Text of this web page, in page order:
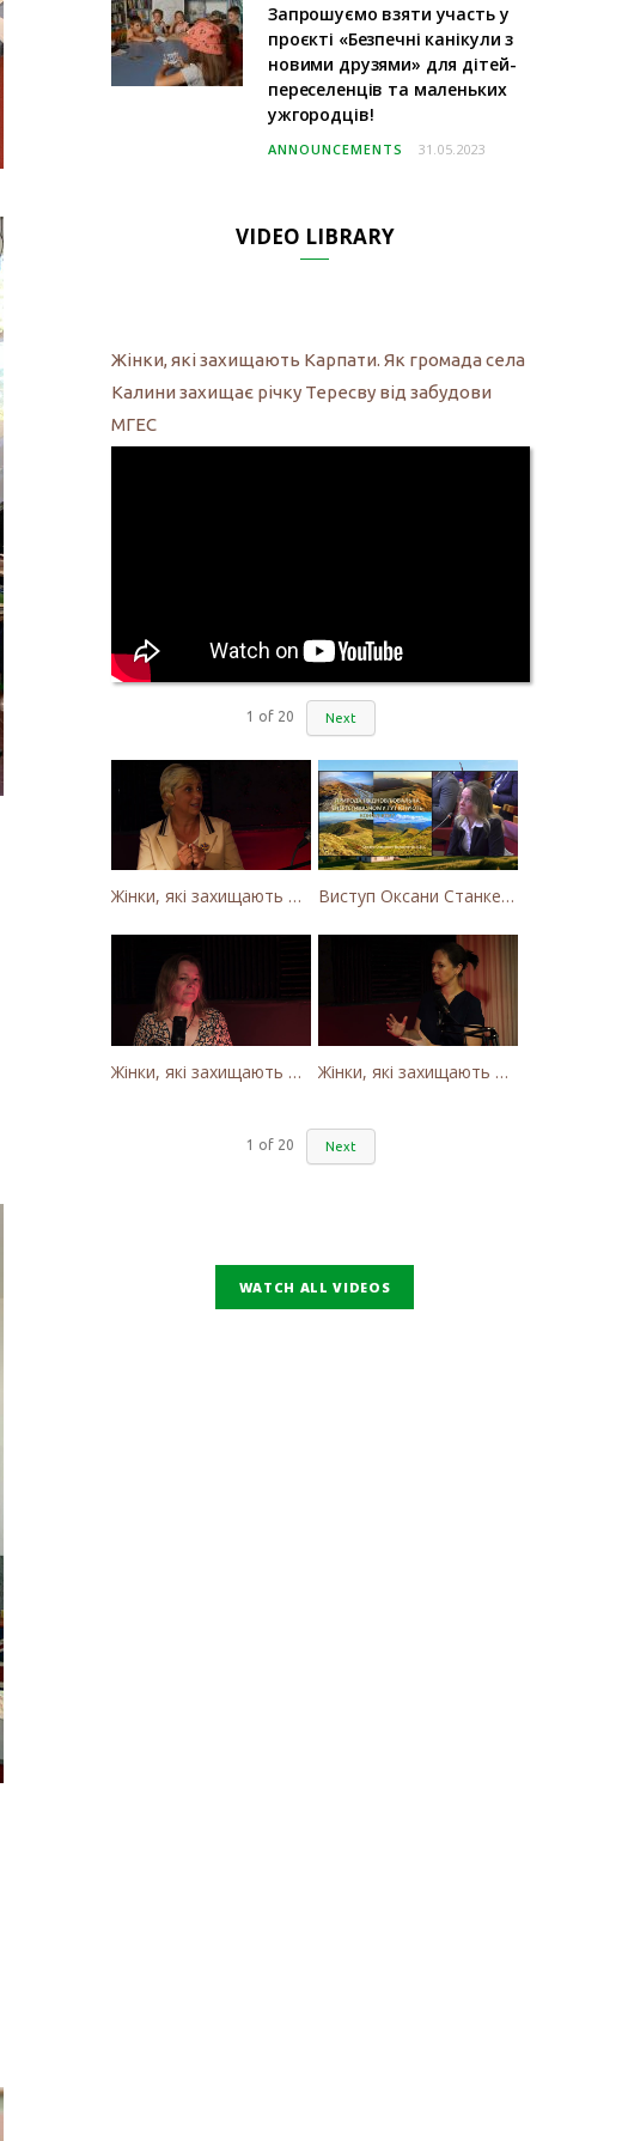
Запрошуємо взяти участь у
проєкті «Безпечні канікули з
новими друзями» для дітей-
переселенців та маленьких
ужгородців!
ANNOUNCEMENTS 31.05.2023
VIDEO LIBRARY
Жінки, які захищають Карпати. Як громада села
Калини захищає річку Тересву від забудови
МГЕС
1 of 20 Next
Жінки, які захищають Карпати. Як громада села Калини захищає річку Тересву від забудови МГЕС Виступ Оксани Станкевич-Волосянчук про будівництво вітропарків у Закарпатській області
Жінки, які захищають Карпати. Оксана Станкевич Волосянчук про вітряки на високогір'ї Карпат Жінки, які захищають Карпати. Наталія Вишневська про вітряки в Закарпатті та участь громадськості
1 of 20 Next
WATCH ALL VIDEOS